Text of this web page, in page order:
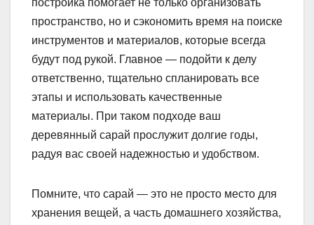
постройка помогает не только организовать
пространство, но и сэкономить время на поиске
инструментов и материалов, которые всегда
будут под рукой. Главное — подойти к делу
ответственно, тщательно спланировать все
этапы и использовать качественные
материалы. При таком подходе ваш
деревянный сарай прослужит долгие годы,
радуя вас своей надежностью и удобством.
Помните, что сарай — это не просто место для
хранения вещей, а часть домашнего хозяйства,